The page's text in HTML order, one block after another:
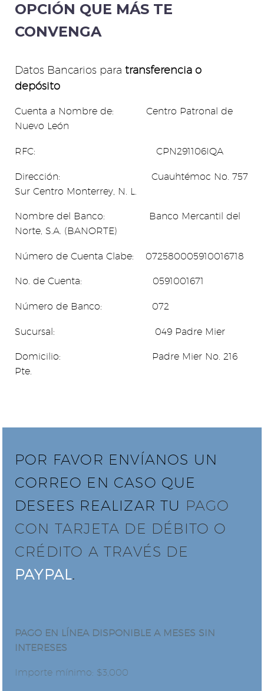
OPCIÓN QUE MÁS TE
CONVENGA
Datos Bancarios paratransferencia o
depósito
Cuenta a Nombre de: Centro Patronal de
Nuevo León
RFC: CPN291106IQA
Dirección: Cuauhtémoc No. 757
Sur Centro Monterrey, N. L.
Nombre del Banco: Banco Mercantil del
Norte, S.A. (BANORTE)
Número de Cuenta Clabe: 072580005910016718
No. de Cuenta: 0591001671
Número de Banco: 072
Sucursal: 049 Padre Mier
Domicilio: Padre Mier No. 216
Pte.
POR FAVOR ENVÍANOS UN
CORREO EN CASO QUE
DESEES REALIZAR TU PAGO
CON TARJETA DE DÉBITO O
CRÉDITO A TRAVÉS DE
PAYPAL.
PAGO EN LÍNEA DISPONIBLE A MESES SIN
INTERESES
Importe mínimo: $3,000